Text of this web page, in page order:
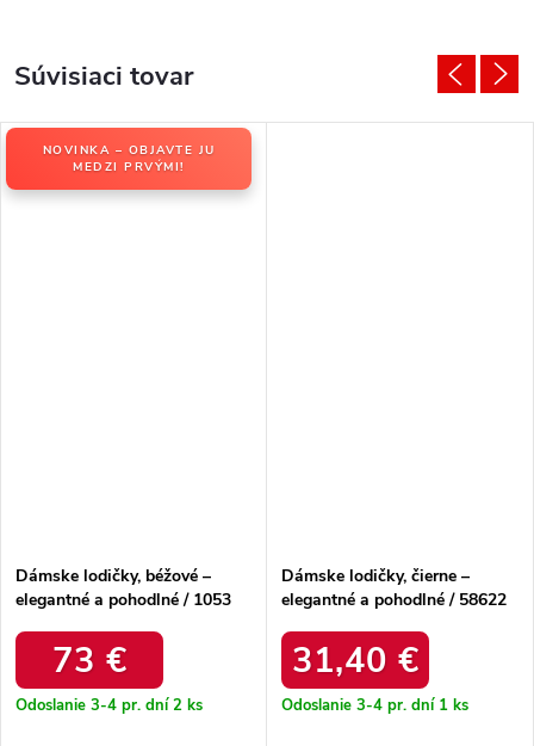
Súvisiaci tovar
NOVINKA – OBJAVTE JU
MEDZI PRVÝMI!
Dámske lodičky, béžové –
elegantné a pohodlné / 1053
73 €
Odoslanie 3-4 pr. dní2 ks
Dámske lodičky, čierne –
elegantné a pohodlné / 58622
31,40 €
Odoslanie 3-4 pr. dní 1 ks